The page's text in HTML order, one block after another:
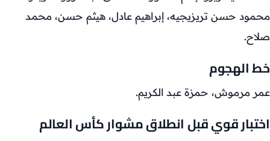
محمود حسن تريزيجيه، إبراهيم عادل، هيثم حسن، محمد
صلاح.
خط الهجوم
عمر مرموش، حمزة عبد الكريم.
اختبار قوي قبل انطلاق مشوار كأس العالم